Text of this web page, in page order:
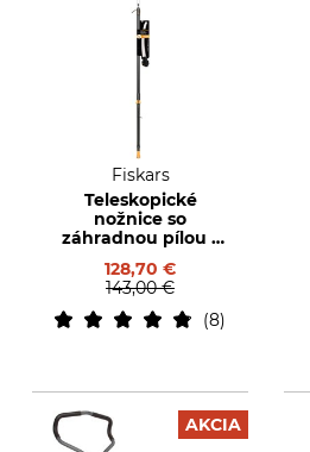
Fiskars
Teleskopické
nožnice so
záhradnou pílou s
128,70 €
143,00 €
8
AKCIA